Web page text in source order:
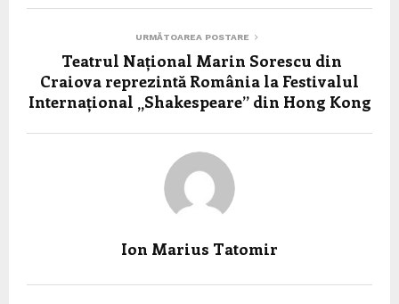
URMĂTOAREA POSTARE
Teatrul Național Marin Sorescu din
Craiova reprezintă România la Festivalul
Internațional „Shakespeare” din Hong Kong
Ion Marius Tatomir